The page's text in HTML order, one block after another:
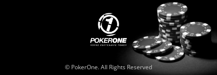
© PokerOne. All Rights Reserved